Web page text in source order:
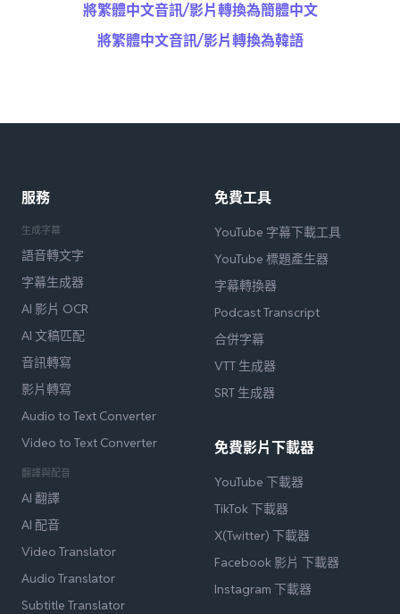
將繁體中文音訊/影片轉換為簡體中文
將繁體中文音訊/影片轉換為韓語
服務
生成字幕
語音轉文字
字幕生成器
AI 影片 OCR
AI 文稿匹配
音訊轉寫
影片轉寫
Audio to Text Converter
Video to Text Converter
翻譯與配音
AI 翻譯
AI 配音
Video Translator
Audio Translator
Subtitle Translator
免費工具
YouTube 字幕下載工具
YouTube 標題產生器
字幕轉換器
Podcast Transcript
合併字幕
VTT 生成器
SRT 生成器
免費影片下載器
YouTube 下載器
TikTok 下載器
X(Twitter) 下載器
Facebook 影片 下載器
Instagram 下載器